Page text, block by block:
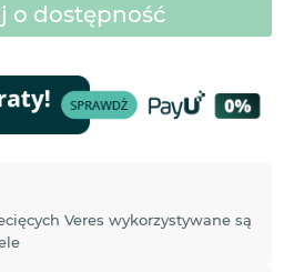
o dostępność
Veres wykorzystywane są